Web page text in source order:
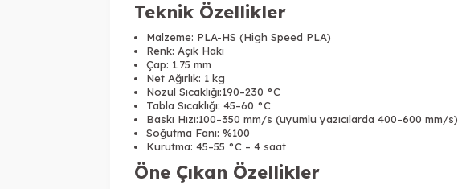
Teknik Özellikler
Malzeme: PLA-HS (High Speed PLA)
Renk: Açık Haki
Çap: 1.75 mm
Net Ağırlık: 1 kg
Nozul Sıcaklığı:190–230 °C
Tabla Sıcaklığı: 45–60 °C
Baskı Hızı:100–350 mm/s (uyumlu yazıcılarda 400–600 mm/s)
Soğutma Fanı: %100
Kurutma: 45–55 °C – 4 saat
Öne Çıkan Özellikler